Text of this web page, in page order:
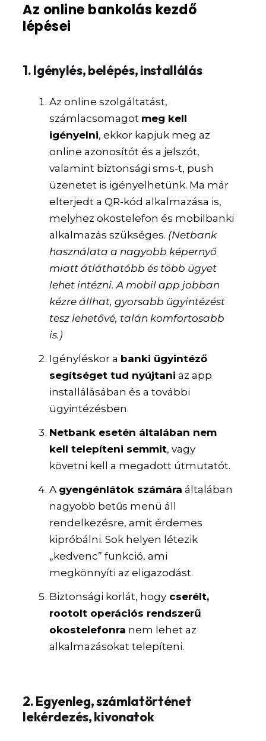
Az online bankolás kezdő
lépései
1. Igénylés, belépés, installálás
Az online szolgáltatást,
számlacsomagot meg kell
igényelni, ekkor kapjuk meg az
online azonosítót és a jelszót,
valamint biztonsági sms-t, push
üzenetet is igényelhetünk. Ma már
elterjedt a QR-kód alkalmazása is,
melyhez okostelefon és mobilbanki
alkalmazás szükséges. (Netbank
használata a nagyobb képernyő
miatt átláthatóbb és több ügyet
lehet intézni. A mobil app jobban
kézre állhat, gyorsabb ügyintézést
tesz lehetővé, talán komfortosabb
is.)
Igényléskor a banki ügyintéző
segítséget tud nyújtani az app
installálásában és a további
ügyintézésben.
Netbank esetén általában nem
kell telepíteni semmit, vagy
követni kell a megadott útmutatót.
A gyengénlátok számára általában
nagyobb betűs menü áll
rendelkezésre, amit érdemes
kipróbálni. Sok helyen létezik
„kedvenc” funkció, ami
megkönnyíti az eligazodást.
Biztonsági korlát, hogy cserélt,
rootolt operációs rendszerű
okostelefonra nem lehet az
alkalmazásokat telepíteni.
2. Egyenleg, számlatörténet
lekérdezés, kivonatok